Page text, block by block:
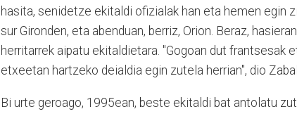
hasita, senidetze ekitaldi ofizialak han eta hemen egin
sur Gironden, eta abenduan, berriz, Orion. Beraz,
herritarrek aipatu ekitaldietara. "Gogoan dut frantsesak
etxeetan hartzeko deialdia egin zutela herrian", dio
Bi urte geroago, 1995ean, beste ekitaldi bat antolatu